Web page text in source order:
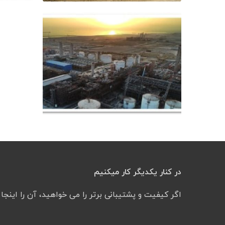
در کنار یکدیگر کار میکنیم
اگر کیفیت و پشتیبانی برتر را می خواهید، آن را اینجا